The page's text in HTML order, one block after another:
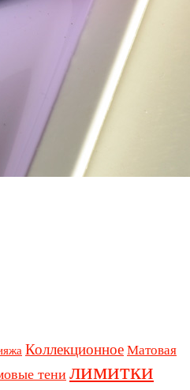
Коллекционное Матовая
тени лимитки